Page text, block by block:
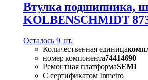
Втулка подшипника,
KOLBENSCHMIDT
Осталось 9 шт.
Количественная единица
номер компонента74414690
Ремонтная платформаSEMI
С сертификатом Inmetro